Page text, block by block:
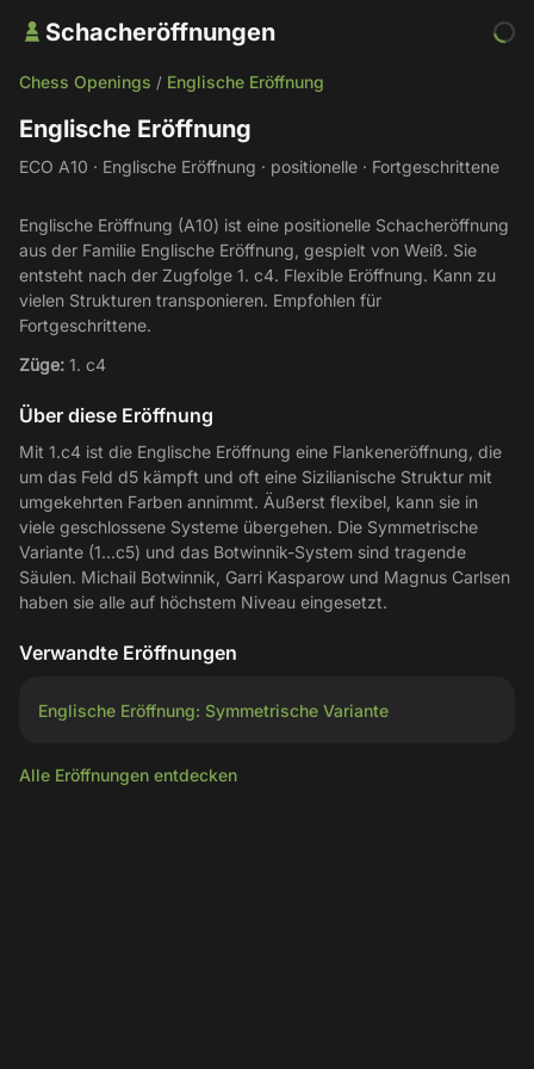
Schacheröffnungen
Chess Openings / Englische Eröffnung
Englische Eröffnung
ECO A10 · Englische Eröffnung · positionelle · Fortgeschrittene
Englische Eröffnung (A10) ist eine positionelle Schacheröffnung
aus der Familie Englische Eröffnung, gespielt von Weiß. Sie
entsteht nach der Zugfolge 1. c4. Flexible Eröffnung. Kann zu
vielen Strukturen transponieren. Empfohlen für
Fortgeschrittene.
Züge: 1. c4
Über diese Eröffnung
Mit 1.c4 ist die Englische Eröffnung eine Flankeneröffnung, die
um das Feld d5 kämpft und oft eine Sizilianische Struktur mit
umgekehrten Farben annimmt. Äußerst flexibel, kann sie in
viele geschlossene Systeme übergehen. Die Symmetrische
Variante (1...c5) und das Botwinnik-System sind tragende
Säulen. Michail Botwinnik, Garri Kasparow und Magnus Carlsen
haben sie alle auf höchstem Niveau eingesetzt.
Verwandte Eröffnungen
Englische Eröffnung: Symmetrische Variante
Alle Eröffnungen entdecken